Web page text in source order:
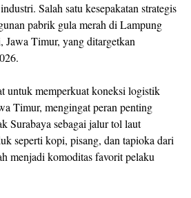
Salah satu kesepakatan strategis
pabrik gula merah di Lampung
Jawa Timur, yang ditargetkan
untuk memperkuat koneksi logistik
Timur, mengingat peran penting
Surabaya sebagai jalur tol laut
seperti kopi, pisang, dan tapioka dari
menjadi komoditas favorit pelaku